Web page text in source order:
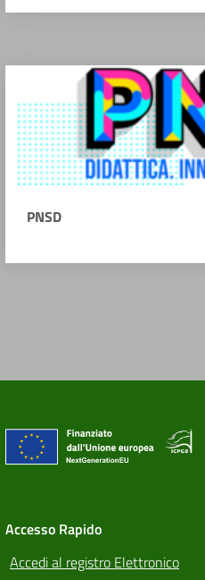
PNSD
Accesso Rapido
Accedi al registro Elettronico